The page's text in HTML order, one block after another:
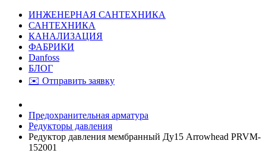
ИНЖЕНЕРНАЯ САНТЕХНИКА
САНТЕХНИКА
КАНАЛИЗАЦИЯ
ФАБРИКИ
Danfoss
БЛОГ
✉️ Отправить заявку
Предохранительная арматура
Редукторы давления
Редуктор давления мембранный Ду15 Arrowhead PRVM-
152001